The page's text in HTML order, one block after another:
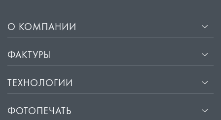
О КОМПАНИИ
ФАКТУРЫ
ТЕХНОЛОГИИ
ФОТОПЕЧАТЬ